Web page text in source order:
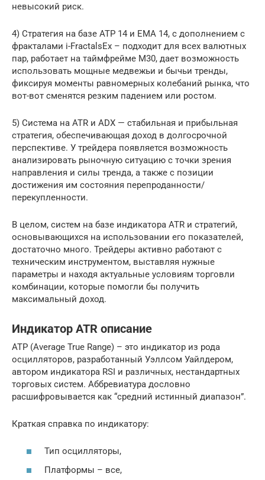
невысокий риск.
4) Стратегия на базе АТР 14 и ЕМА 14, с дополнением с
фракталами i-FractalsEx – подходит для всех валютных
пар, работает на таймфрейме М30, дает возможность
использовать мощные медвежьи и бычьи тренды,
фиксируя моменты равномерных колебаний рынка, что
вот-вот сменятся резким падением или ростом.
5) Система на ATR и ADX — стабильная и прибыльная
стратегия, обеспечивающая доход в долгосрочной
перспективе. У трейдера появляется возможность
анализировать рыночную ситуацию с точки зрения
направления и силы тренда, а также с позиции
достижения им состояния перепроданности/
перекупленности.
В целом, систем на базе индикатора ATR и стратегий,
основывающихся на использовании его показателей,
достаточно много. Трейдеры активно работают с
техническим инструментом, выставляя нужные
параметры и находя актуальные условиям торговли
комбинации, которые помогли бы получить
максимальный доход.
Индикатор ATR описание
АТР (Average True Range) – это индикатор из рода
осцилляторов, разработанный Уэллсом Уайлдером,
автором индикатора RSI и различных, нестандартных
торговых систем. Аббревиатура дословно
расшифровывается как “средний истинный диапазон”.
Краткая справка по индикатору:
Тип осцилляторы,
Платформы – все,